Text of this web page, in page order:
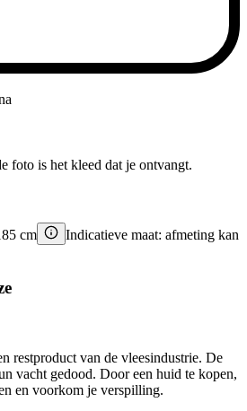
foto is het kleed dat je ontvangt.
cm
Indicatieve maat: afmeting kan
restproduct van de vleesindustrie. De
vacht gedood. Door een huid te kopen,
en voorkom je verspilling.